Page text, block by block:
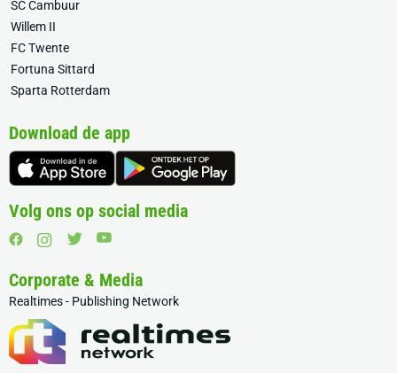
SC Cambuur
Willem II
FC Twente
Fortuna Sittard
Sparta Rotterdam
Download de app
Volg ons op social media
Corporate & Media
Realtimes - Publishing Network